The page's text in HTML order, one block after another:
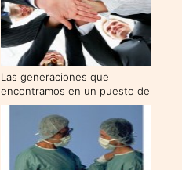
Las generaciones que
encontramos en un puesto de
trabajo